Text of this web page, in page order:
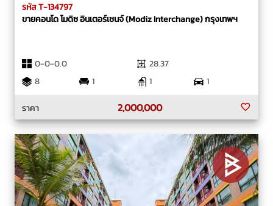
รหัส T-134797
ขายคอนโด โมดิซ อินเตอร์เชนจ์ (Modiz Interchange) กรุงเทพฯ
0-0-0.0
28.37
8
1 1
1
ราคา
2,000,000